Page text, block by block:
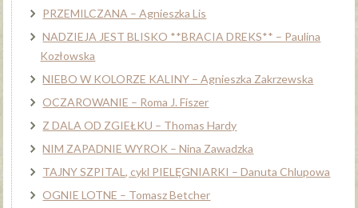
PRZEMILCZANA – Agnieszka Lis
NADZIEJA JEST BLISKO **BRACIA DREKS** – Paulina
Kozłowska
NIEBO W KOLORZE KALINY – Agnieszka Zakrzewska
OCZAROWANIE – Roma J. Fiszer
Z DALA OD ZGIEŁKU – Thomas Hardy
NIM ZAPADNIE WYROK – Nina Zawadzka
TAJNY SZPITAL, cykl PIELĘGNIARKI – Danuta Chlupowa
OGNIE LOTNE – Tomasz Betcher